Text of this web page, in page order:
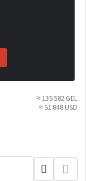
≈ 135 582 GEL
≈ 51 848 USD